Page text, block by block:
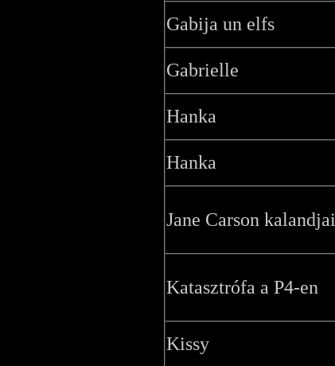
Gabija un elfs
Gabrielle
Hanka
Hanka
Jane Carson kalandjai
Katasztrófa a P4-en
Kissy